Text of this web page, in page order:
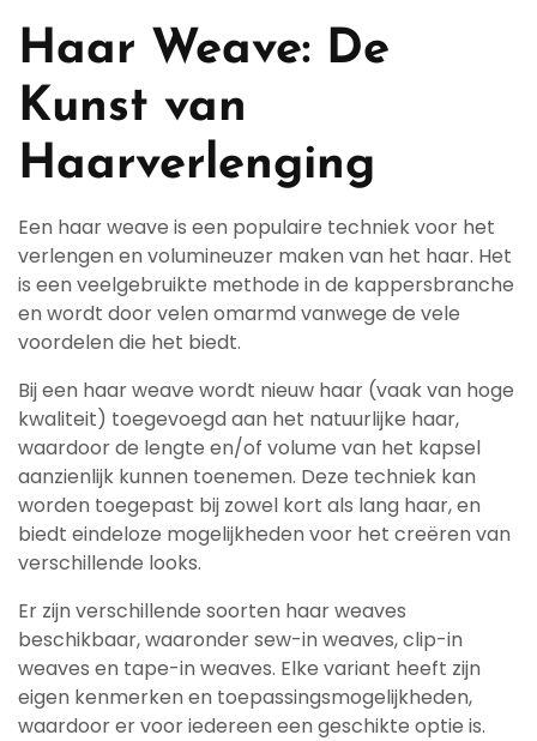
Haar Weave: De
Kunst van
Haarverlenging
Een haar weave is een populaire techniek voor het
verlengen en volumineuzer maken van het haar. Het
is een veelgebruikte methode in de kappersbranche
en wordt door velen omarmd vanwege de vele
voordelen die het biedt.
Bij een haar weave wordt nieuw haar (vaak van hoge
kwaliteit) toegevoegd aan het natuurlijke haar,
waardoor de lengte en/of volume van het kapsel
aanzienlijk kunnen toenemen. Deze techniek kan
worden toegepast bij zowel kort als lang haar, en
biedt eindeloze mogelijkheden voor het creëren van
verschillende looks.
Er zijn verschillende soorten haar weaves
beschikbaar, waaronder sew-in weaves, clip-in
weaves en tape-in weaves. Elke variant heeft zijn
eigen kenmerken en toepassingsmogelijkheden,
waardoor er voor iedereen een geschikte optie is.